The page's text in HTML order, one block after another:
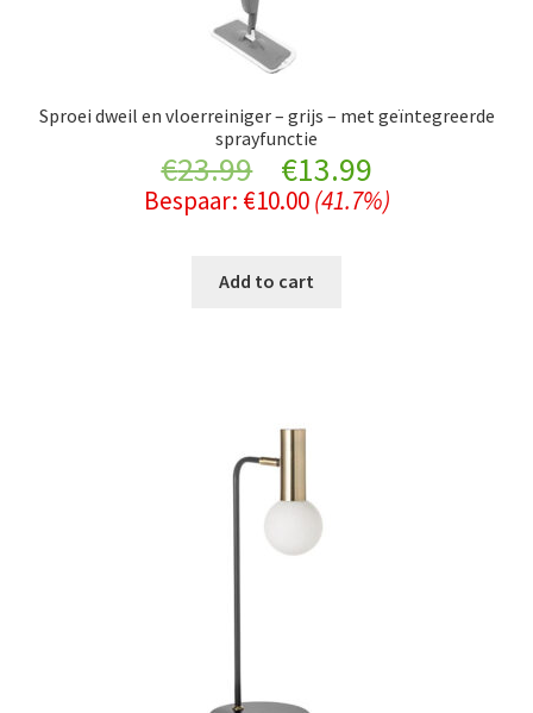
Sproei dweil en vloerreiniger – grijs – met geïntegreerde
sprayfunctie
€23.99
Original
price
was:
€13.99Current
price
Bespaar: €10.00 (41.7%)
Add to cart